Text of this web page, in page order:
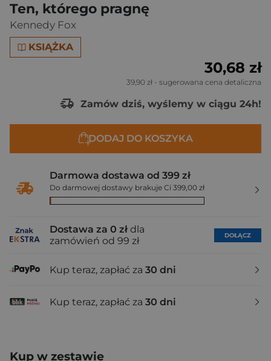
Ten, którego pragnę
Kennedy Fox
KSIĄŻKA
30,68 zł
39,90 zł - sugerowana cena detaliczna
Zamów dziś, wyślemy w ciągu 24h!
DODAJ DO KOSZYKA
Darmowa dostawa od 399 zł
Do darmowej dostawy brakuje Ci 399,00 zł
Dostawa za 0 zł dla
zamówień od 99 zł
DOŁĄCZ
Kup teraz, zapłać za 30 dni
Kup teraz, zapłać za 30 dni
Kup w zestawie